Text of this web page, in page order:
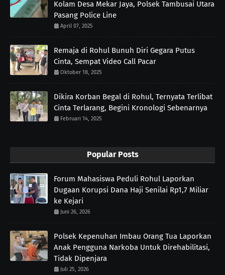
Kolam Desa Mekar Jaya, Polsek Tambusai Utara
Pasang Police Line
April 07, 2025
Remaja di Rohul Bunuh Diri Gegara Putus
Cinta, Sempat Video Call Pacar
Oktober 18, 2025
Dikira Korban Begal di Rohul, Ternyata Terlibat
Cinta Terlarang, Begini Kronologi Sebenarnya
Februari 14, 2025
Popular Posts
Forum Mahasiswa Peduli Rohul Laporkan
Dugaan Korupsi Dana Haji Senilai Rp1,7 Miliar
ke Kejari
Juni 26, 2026
Polsek Kepenuhan Imbau Orang Tua Laporkan
Anak Pengguna Narkoba Untuk Direhabilitasi,
Tidak Dipenjara
Juli 25, 2026